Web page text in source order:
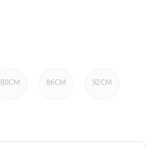
80CM 86CM 92CM